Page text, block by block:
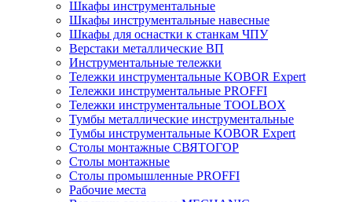
Шкафы инструментальные
Шкафы инструментальные навесные
Шкафы для оснастки к станкам ЧПУ
Верстаки металлические ВП
Инструментальные тележки
Тележки инструментальные KOBOR Expert
Тележки инструментальные PROFFI
Тележки инструментальные TOOLBOX
Тумбы металлические инструментальные
Тумбы инструментальные KOBOR Expert
Столы монтажные СВЯТОГОР
Столы монтажные
Столы промышленные PROFFI
Рабочие места